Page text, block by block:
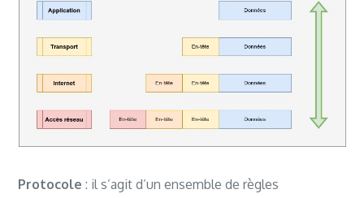
Protocole : il s’agit d’un ensemble de règles